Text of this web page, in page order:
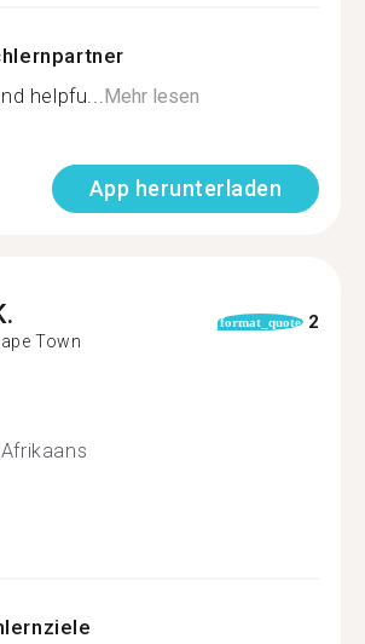
helpfu...Mehr lesen
App herunterladen
Town
format_quote 2
Afrikaans